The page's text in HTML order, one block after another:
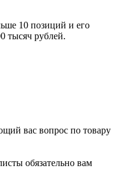
10 позиций и его
тысяч рублей.
вас вопрос по товару
обязательно вам